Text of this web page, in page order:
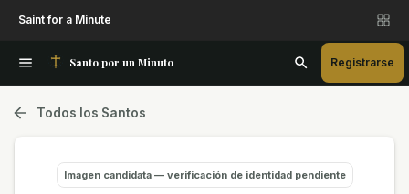
Saint for a Minute
Santo por un Minuto Registrarse
Todos los Santos
Imagen candidata — verificación de identidad pendiente